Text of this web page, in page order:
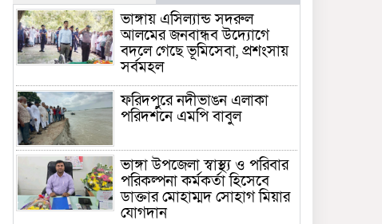
ভাঙ্গায় এসিল্যান্ড সদরুল
আলমের জনবান্ধব উদ্যোগে
বদলে গেছে ভূমিসেবা, প্রশংসায়
সর্বমহল
ফরিদপুরে নদীভাঙন এলাকা
পরিদর্শনে এমপি বাবুল
ভাঙ্গা উপজেলা স্বাস্থ্য ও পরিবার
পরিকল্পনা কর্মকর্তা হিসেবে
ডাক্তার মোহাম্মদ সোহাগ মিয়ার
যোগদান